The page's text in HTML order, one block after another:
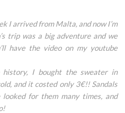
I arrived from Malta, and now I’m
trip was a big adventure and we
have the video on my youtube
history, I bought the sweater in
and it costed only 3€!! Sandals
for them many times, and